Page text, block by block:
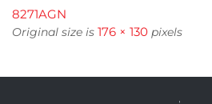
8271AGN
Original size is 176 × 130 pixels